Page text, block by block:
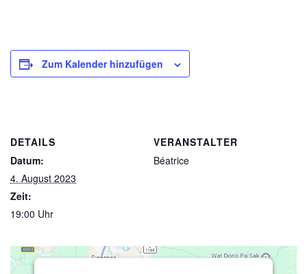
Zum Kalender hinzufügen
DETAILS
Datum:
4. August 2023
Zeit:
19:00 Uhr
VERANSTALTER
Béatrice